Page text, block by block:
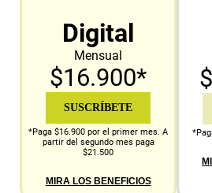
Digital
Mensual
$16.900*
SUSCRÍBETE
*Paga $16.900 por el primer mes. A
partir del segundo mes paga
$21.500
MIRA LOS BENEFICIOS